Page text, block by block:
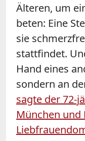
Älteren, um
beten: Eine
sie
stattfindet.
Hand eines
sondern an
sagte der 72-
München